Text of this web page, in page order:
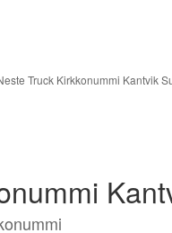
Truck Kirkkonummi Kantvik